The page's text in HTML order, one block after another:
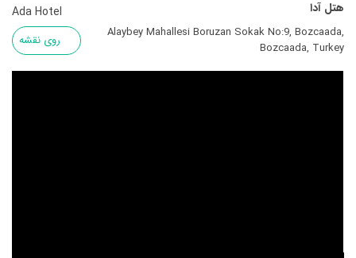
هتل آدا Ada Hotel
Alaybey Mahallesi Boruzan Sokak No:9, Bozcaada,
Bozcaada, Turkey
روی نقشه